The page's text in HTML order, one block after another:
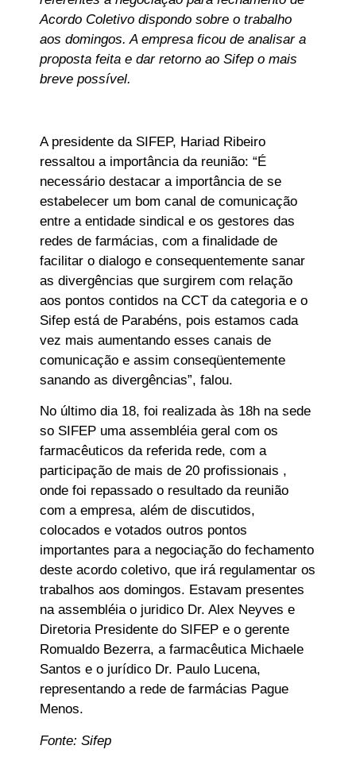
Acordo Coletivo dispondo sobre o trabalho
aos domingos. A empresa ficou de analisar a
proposta feita e dar retorno ao Sifep o mais
breve possível.
A presidente da SIFEP, Hariad Ribeiro
ressaltou a importância da reunião: “É
necessário destacar a importância de se
estabelecer um bom canal de comunicação
entre a entidade sindical e os gestores das
redes de farmácias, com a finalidade de
facilitar o dialogo e consequentemente sanar
as divergências que surgirem com relação
aos pontos contidos na CCT da categoria e o
Sifep está de Parabéns, pois estamos cada
vez mais aumentando esses canais de
comunicação e assim conseqüentemente
sanando as divergências”, falou.
No último dia 18, foi realizada às 18h na sede
so SIFEP uma assembléia geral com os
farmacêuticos da referida rede, com a
participação de mais de 20 profissionais ,
onde foi repassado o resultado da reunião
com a empresa, além de discutidos,
colocados e votados outros pontos
importantes para a negociação do fechamento
deste acordo coletivo, que irá regulamentar os
trabalhos aos domingos. Estavam presentes
na assembléia o juridico Dr. Alex Neyves e
Diretoria Presidente do SIFEP e o gerente
Romualdo Bezerra, a farmacêutica Michaele
Santos e o jurídico Dr. Paulo Lucena,
representando a rede de farmácias Pague
Menos.
Fonte: Sifep